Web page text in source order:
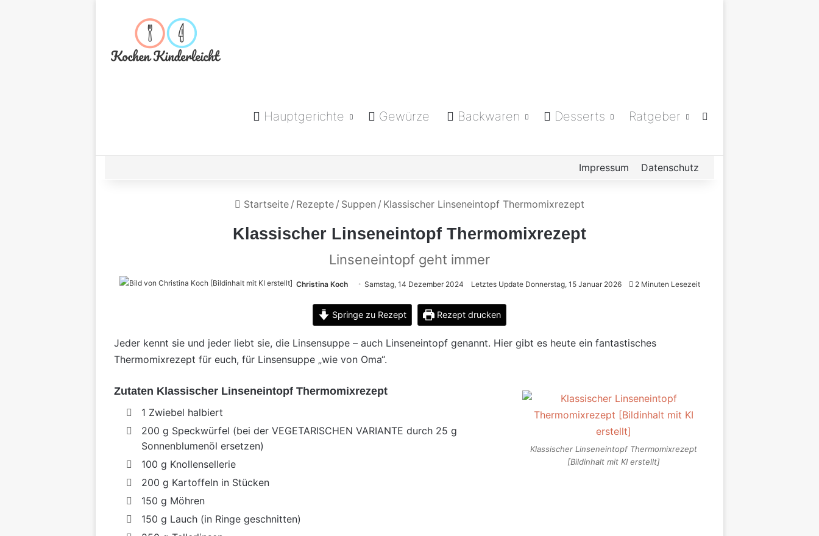
Hauptgerichte Gewürze Backwaren Desserts Ratgeber
Impressum Datenschutz
Startseite / Rezepte / Suppen / Klassischer Linseneintopf Thermomixrezept
Klassischer Linseneintopf Thermomixrezept
Linseneintopf geht immer
Christina Koch Samstag, 14 Dezember 2024 Letztes Update Donnerstag, 15 Januar 2026 2 Minuten Lesezeit
Springe zu Rezept Rezept drucken
Jeder kennt sie und jeder liebt sie, die Linsensuppe – auch Linseneintopf genannt. Hier gibt es heute ein fantastisches
Thermomixrezept für euch, für Linsensuppe „wie von Oma“.
Klassischer Linseneintopf Thermomixrezept
[Bildinhalt mit KI erstellt]
Zutaten Klassischer Linseneintopf Thermomixrezept
1 Zwiebel halbiert
200 g Speckwürfel (bei der VEGETARISCHEN VARIANTE durch 25 g
Sonnenblumenöl ersetzen)
100 g Knollensellerie
200 g Kartoffeln in Stücken
150 g Möhren
150 g Lauch (in Ringe geschnitten)